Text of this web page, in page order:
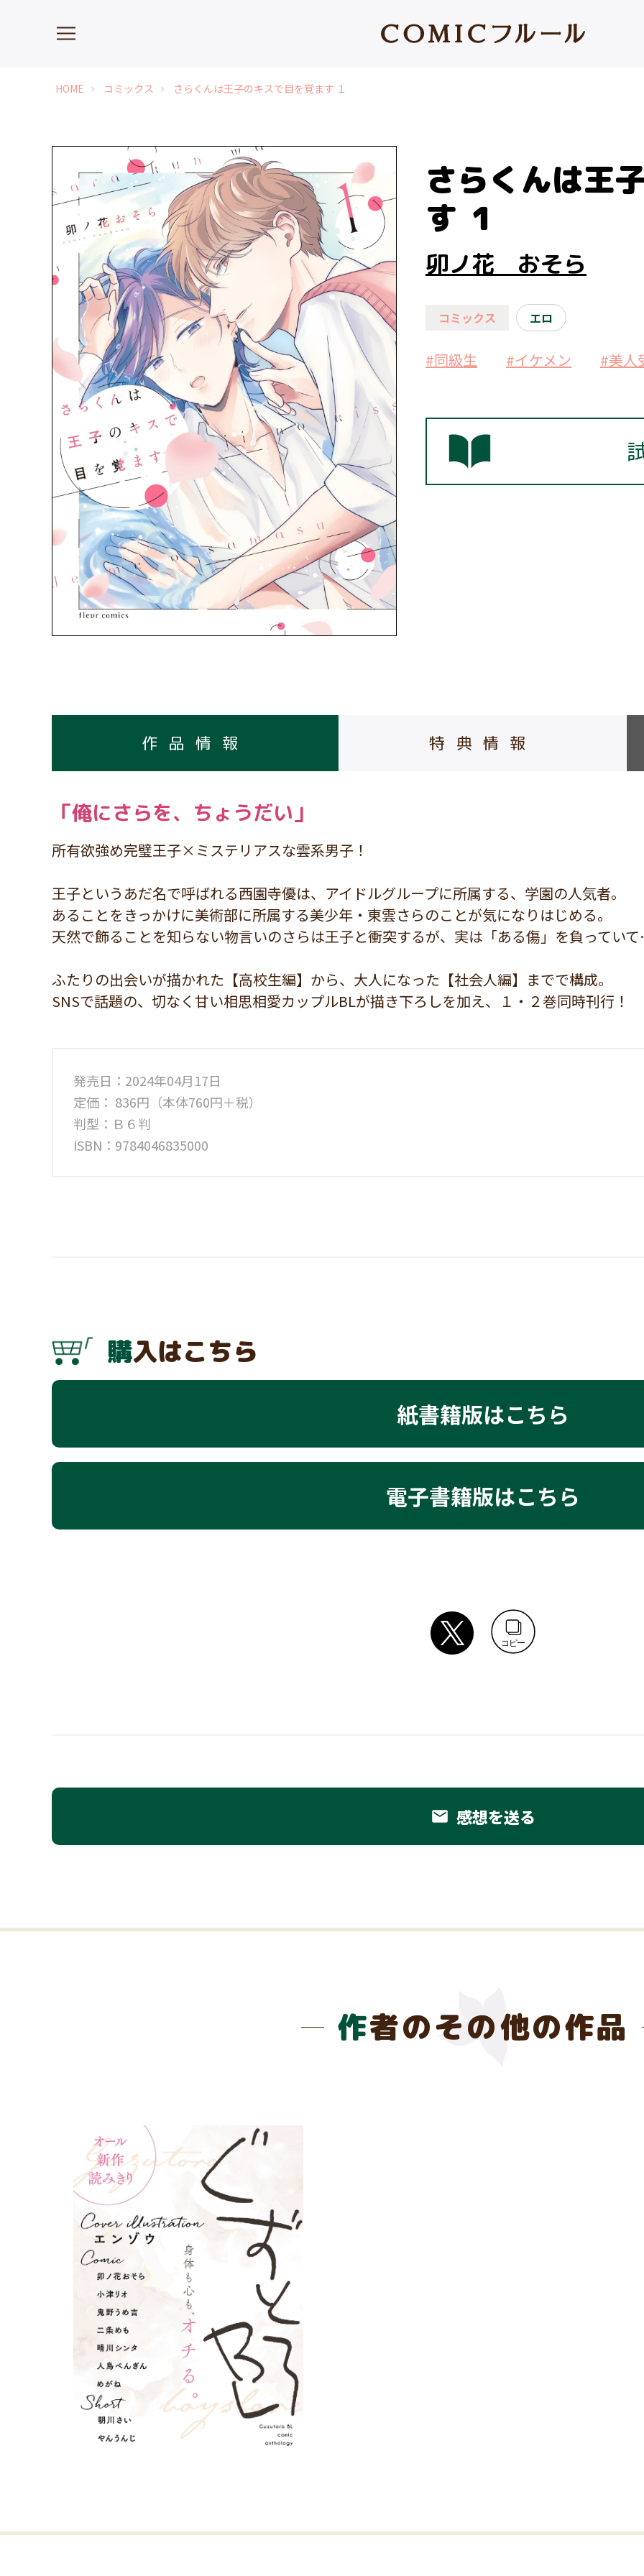
HOME chevron_right コミックス chevron_right さらくんは王子のキスで目を覚ます １
さらくんは王
す １
卯ノ花 おそら
コミックス エロ
#同級生 #イケメン #美人
作品情報 特典情報
「俺にさらを、ちょうだい」
所有欲強め完璧王子×ミステリアスな雲系男子！
王子というあだ名で呼ばれる西園寺優は、アイドルグループに所属する、学園の人気者。
あることをきっかけに美術部に所属する美少年・東雲さらのことが気になりはじめる。
天然で飾ることを知らない物言いのさらは王子と衝突するが、実は「ある傷」を負ってい
ふたりの出会いが描かれた【高校生編】から、大人になった【社会人編】までで構成。
SNSで話題の、切なく甘い相思相愛カップルBLが描き下ろしを加え、１・２巻同時刊行！
発売日：2024年04月17日
定価： 836円（本体760円＋税）
判型：Ｂ６判
ISBN：9784046835000
購入はこちら
紙書籍版はこちら
電子書籍版はこちら
コピー
email 感想を送る
作者のその他の作品